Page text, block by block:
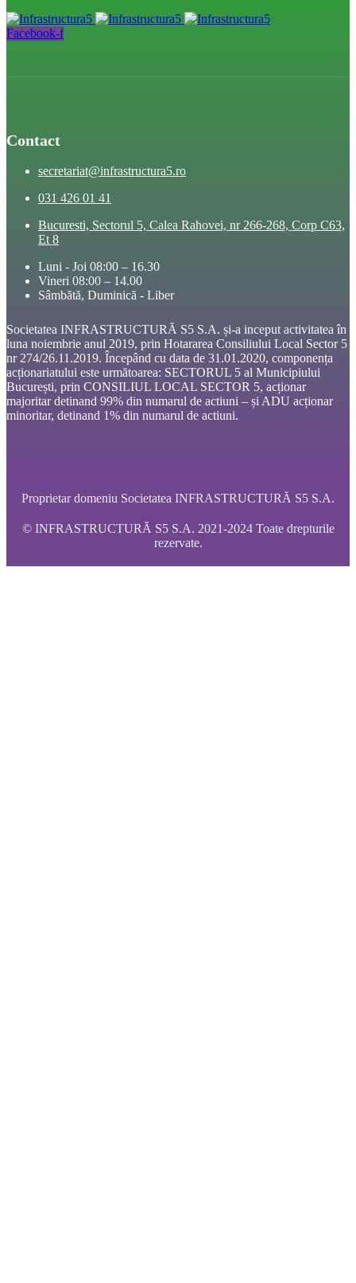
Facebook-f
Contact
secretariat@infrastructura5.ro
031 426 01 41
Bucuresti, Sectorul 5, Calea Rahovei, nr 266-268, Corp C63,
Et 8
Luni - Joi 08:00 – 16.30
Vineri 08:00 – 14.00
Sâmbătă, Duminică - Liber
Societatea INFRASTRUCTURĂ S5 S.A. și-a inceput activitatea în
luna noiembrie anul 2019, prin Hotararea Consiliului Local Sector 5
nr 274/26.11.2019. Începând cu data de 31.01.2020, componența
acționariatului este următoarea: SECTORUL 5 al Municipiului
București, prin CONSILIUL LOCAL SECTOR 5, acționar
majoritar detinand 99% din numarul de actiuni – și ADU acționar
minoritar, detinand 1% din numarul de actiuni.
Proprietar domeniu Societatea INFRASTRUCTURĂ S5 S.A.
© INFRASTRUCTURĂ S5 S.A. 2021-2024 Toate drepturile
rezervate.